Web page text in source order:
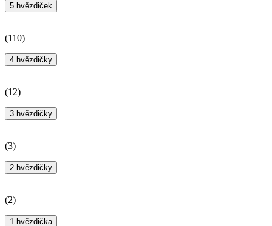
5 hvězdiček
(110)
4 hvězdičky
(12)
3 hvězdičky
(3)
2 hvězdičky
(2)
1 hvězdička